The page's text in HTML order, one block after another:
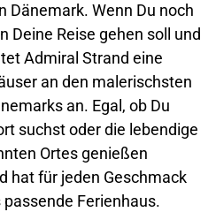
Dänemark. Wenn Du noch
Deine Reise gehen soll und
Admiral Strand eine
an den malerischsten
an. Egal, ob Du
suchst oder die lebendige
Ortes genießen
hat für jeden Geschmack
Ferienhaus.